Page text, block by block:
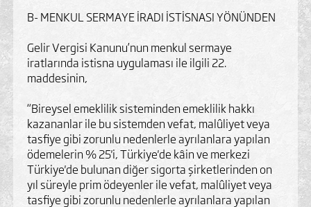
B- MENKUL SERMAYE İRADI İSTİSNASI YÖNÜNDEN
Gelir Vergisi Kanunu’nun menkul sermaye
iratlarında istisna uygulaması ile ilgili 22.
maddesinin,
“Bireysel emeklilik sisteminden emeklilik hakkı
kazananlar ile bu sistemden vefat, malûliyet veya
tasfiye gibi zorunlu nedenlerle ayrılanlara yapılan
ödemelerin % 25'i, Türkiye'de kâin ve merkezi
Türkiye'de bulunan diğer sigorta şirketlerinden on
yıl süreyle prim ödeyenler ile vefat, malûliyet veya
tasfiye gibi zorunlu nedenlerle ayrılanlara yapılan